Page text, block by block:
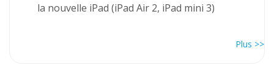
la nouvelle iPad (iPad Air 2, iPad mini 3)
Plus >>